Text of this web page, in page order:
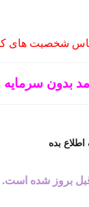
شخصیت های
بدون سرمایه
بده
بروز شده است.